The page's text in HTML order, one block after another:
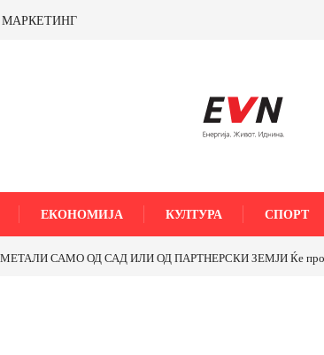
МАРКЕТИНГ
ЕКОНОМИЈА КУЛТУРА СПОРТ
САМО ОД САД ИЛИ ОД ПАРТНЕРСКИ ЗЕМЈИ Ќе